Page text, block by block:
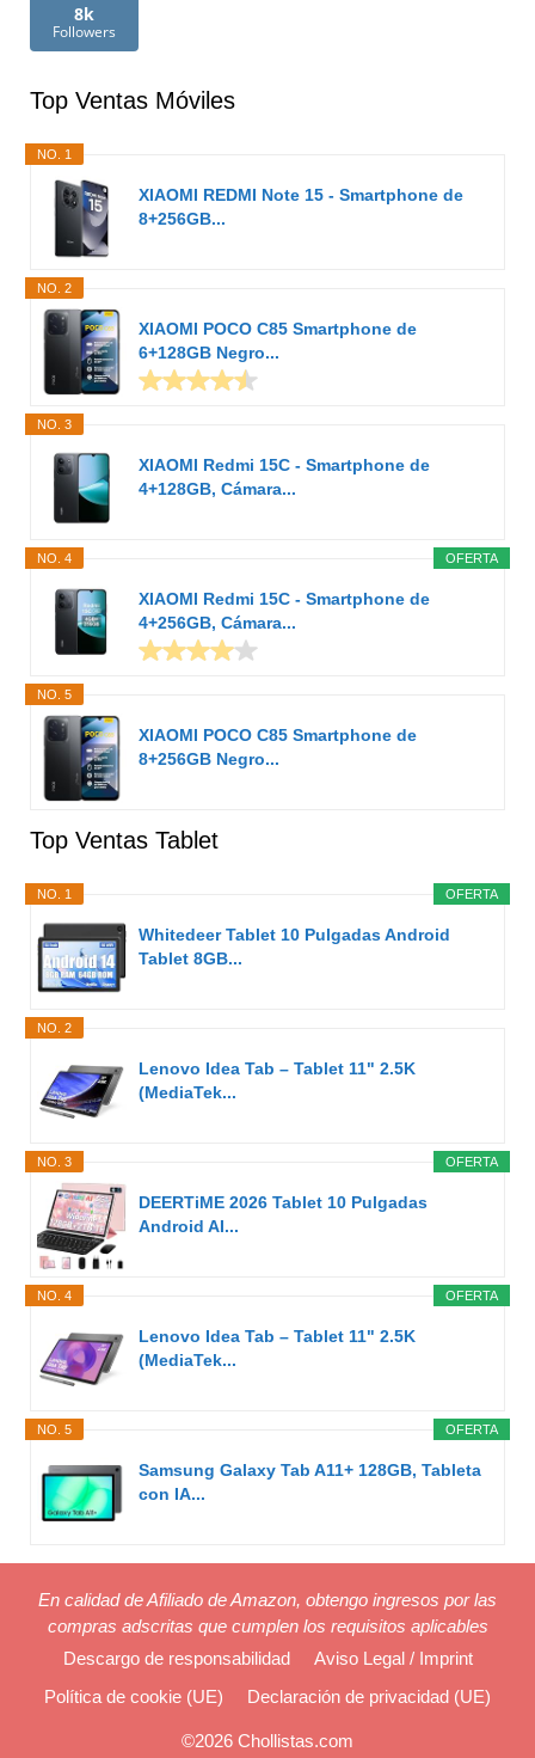
8k
Followers
Top Ventas Móviles
NO. 1
XIAOMI REDMI Note 15 - Smartphone de
8+256GB...
NO. 2
XIAOMI POCO C85 Smartphone de
6+128GB Negro...
NO. 3
XIAOMI Redmi 15C - Smartphone de
4+128GB, Cámara...
OFERTA
NO. 4
XIAOMI Redmi 15C - Smartphone de
4+256GB, Cámara...
NO. 5
XIAOMI POCO C85 Smartphone de
8+256GB Negro...
Top Ventas Tablet
OFERTA
NO. 1
Whitedeer Tablet 10 Pulgadas Android
Tablet 8GB...
NO. 2
Lenovo Idea Tab – Tablet 11" 2.5K
(MediaTek...
OFERTA
NO. 3
DEERTiME 2026 Tablet 10 Pulgadas
Android AI...
OFERTA
NO. 4
Lenovo Idea Tab – Tablet 11" 2.5K
(MediaTek...
OFERTA
NO. 5
Samsung Galaxy Tab A11+ 128GB, Tableta
con IA...
En calidad de Afiliado de Amazon, obtengo ingresos por las
compras adscritas que cumplen los requisitos aplicables
Descargo de responsabilidad
Aviso Legal / Imprint
Política de cookie (UE)
Declaración de privacidad (UE)
©2026 Chollistas.com